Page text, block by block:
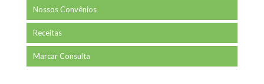
Nossos Convênios
Receitas
Marcar Consulta